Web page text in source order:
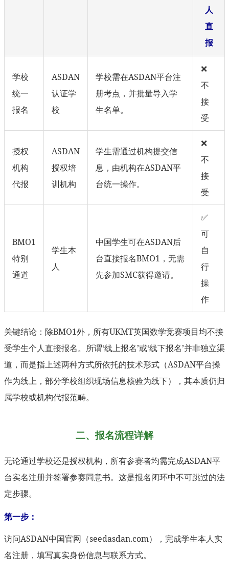
人
直
报
学校
统一
报名
ASDAN
认证学
校
学校需在ASDAN平台注
册考点，并批量导入学
生名单。
❌
不
接
受
授权
机构
代报
ASDAN
授权培
训机构
学生需通过机构提交信
息，由机构在ASDAN平
台统一操作。
❌
不
接
受
BMO1
特别
通道
学生本
人
中国学生可在ASDAN后
台直接报名BMO1，无需
先参加SMC获得邀请。
✅
可
自
行
操
作
关键结论：除BMO1外，所有UKMT英国数学竞赛项目均不接
受学生个人直接报名。所谓‘线上报名’或‘线下报名’并非独立渠
道，而是指上述两种方式所依托的技术形式（ASDAN平台操
作为线上，部分学校组织现场信息核验为线下），其本质仍归
属学校或机构代报范畴。
二、报名流程详解
无论通过学校还是授权机构，所有参赛者均需完成ASDAN平
台实名注册并签署参赛同意书。这是报名闭环中不可跳过的法
定步骤。
第一步：
访问ASDAN中国官网（seedasdan.com），完成学生本人实
名注册，填写真实身份信息与联系方式。